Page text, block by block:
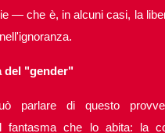
— che è, in alcuni casi, la
del "gender"
parlare di questo
fantasma che lo abita: la